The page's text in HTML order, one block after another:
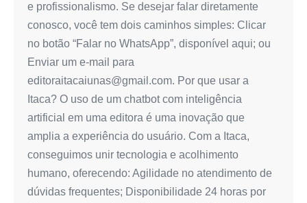
e profissionalismo. Se desejar falar diretamente
conosco, você tem dois caminhos simples: Clicar
no botão “Falar no WhatsApp”, disponível aqui; ou
Enviar um e-mail para
editoraitacaiunas@gmail.com. Por que usar a
Itaca? O uso de um chatbot com inteligência
artificial em uma editora é uma inovação que
amplia a experiência do usuário. Com a Itaca,
conseguimos unir tecnologia e acolhimento
humano, oferecendo: Agilidade no atendimento de
dúvidas frequentes; Disponibilidade 24 horas por